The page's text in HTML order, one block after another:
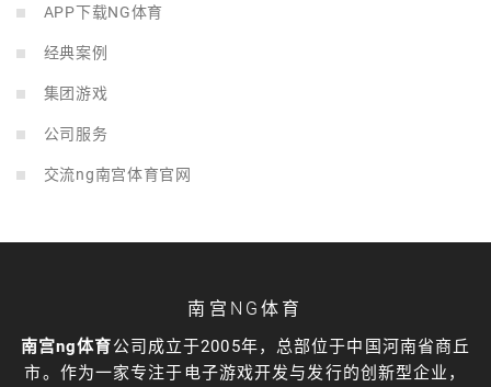
APP下载NG体育
经典案例
集团游戏
公司服务
交流ng南宫体育官网
南宫NG体育
南宫ng体育公司成立于2005年，总部位于中国河南省商丘
市。作为一家专注于电子游戏开发与发行的创新型企业，